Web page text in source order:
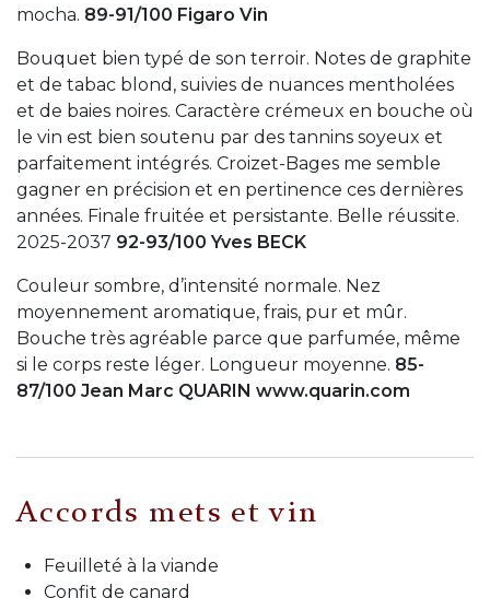
mocha. 89-91/100 Figaro Vin
Bouquet bien typé de son terroir. Notes de graphite
et de tabac blond, suivies de nuances mentholées
et de baies noires. Caractère crémeux en bouche où
le vin est bien soutenu par des tannins soyeux et
parfaitement intégrés. Croizet-Bages me semble
gagner en précision et en pertinence ces dernières
années. Finale fruitée et persistante. Belle réussite.
2025-2037 92-93/100 Yves BECK
Couleur sombre, d’intensité normale. Nez
moyennement aromatique, frais, pur et mûr.
Bouche très agréable parce que parfumée, même
si le corps reste léger. Longueur moyenne. 85-
87/100 Jean Marc QUARIN www.quarin.com
Accords mets et vin
Feuilleté à la viande
Confit de canard